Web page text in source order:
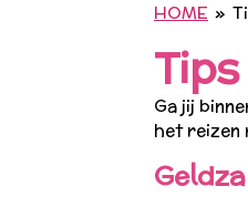
HOME »
Ga jij
het reizen